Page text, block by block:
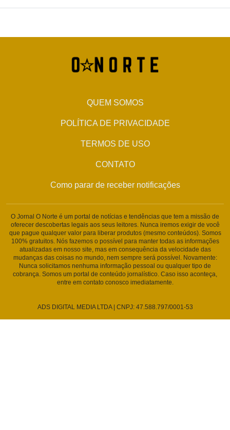
QUEM SOMOS
POLÍTICA DE PRIVACIDADE
TERMOS DE USO
CONTATO
Como parar de receber notificações
O Jornal O Norte é um portal de notícias e tendências que tem a missão de
oferecer descobertas legais aos seus leitores. Nunca iremos exigir de você
que pague qualquer valor para liberar produtos (mesmo conteúdos). Somos
100% gratuitos. Nós fazemos o possível para manter todas as informações
atualizadas em nosso site, mas em consequência da velocidade das
mudanças das coisas no mundo, nem sempre será possível. Novamente:
Nunca solicitamos nenhuma informação pessoal ou qualquer tipo de
cobrança. Somos um portal de conteúdo jornalístico. Caso isso aconteça,
entre em contato conosco imediatamente.
ADS DIGITAL MEDIA LTDA | CNPJ: 47.588.797/0001-53